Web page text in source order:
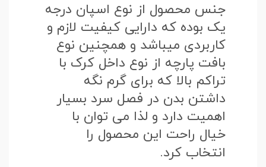
جنس محصول از نوع اسپان درجه
یک بوده که دارایی کیفیت لازم و
کاربردی میباشد و همچنین نوع
بافت پارچه از نوع داخل کرک با
تراکم بالا که برای گرم نگه
داشتن بدن در فصل سرد بسیار
اهمیت دارد و لذا می توان با
خیال راحت این محصول را
انتخاب کرد.